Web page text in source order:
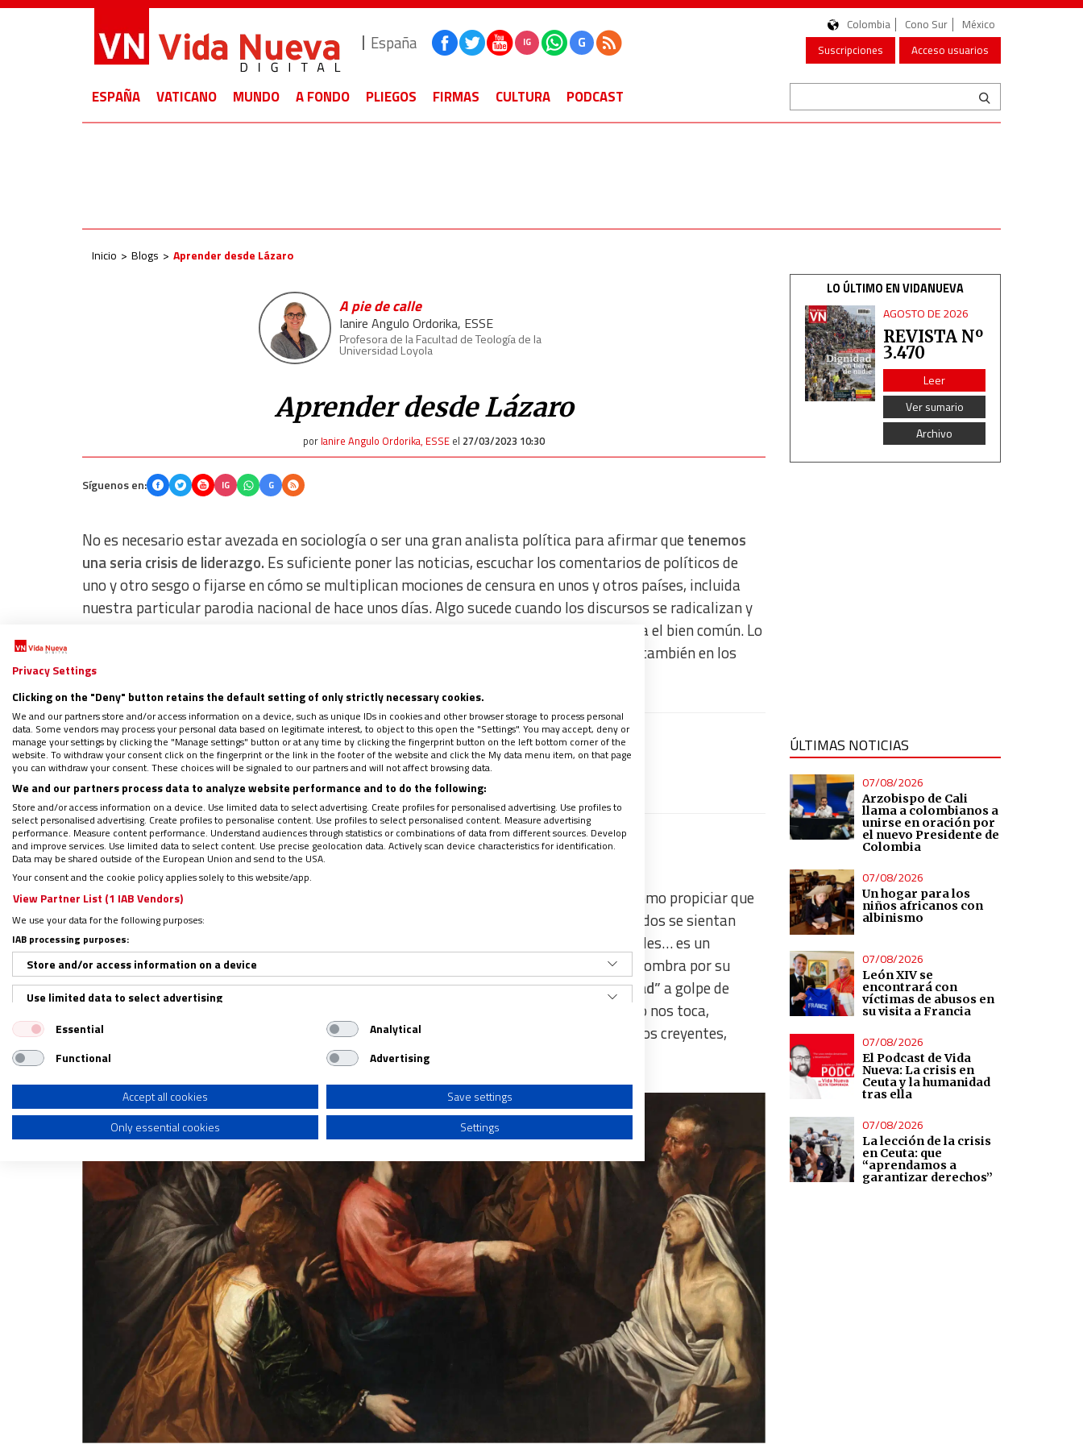
España IG G
Colombia Cono Sur
México
Suscripciones
Acceso usuarios
ESPAÑA VATICANO MUNDO A FONDO PLIEGOS FIRMAS CULTURA PODCAST
Inicio Blogs Aprender desde Lázaro
A pie de calle
Ianire Angulo Ordorika, ESSE
Profesora de la Facultad de Teología de la
Universidad Loyola
Aprender desde Lázaro
por Ianire Angulo Ordorika, ESSEel 27/03/2023 10:30
Síguenos en: IG G
No es necesario estar avezada en sociología o ser una gran analista política para afirmar quetenemos
una seria crisis de liderazgo. Es suficiente poner las noticias, escuchar los comentarios de políticos de
uno y otro sesgo o fijarse en cómo se multiplican mociones de censura en unos y otros países, incluida
nuestra particular parodia nacional de hace unos días. Algo sucede cuando los discursos se radicalizan y
se centran en atacar al contrario, en vez de buscar acuerdos y abrir juntos caminos para el bien común. Lo
más preocupante para mí es que, además, esta actitud parece convertirse en la tónica también en los
ámbitos eclesiales y en nuestros pequeños círculos más cercanos.
PODCAST: El cardenal Robert McElroy
Regístrate en el boletín gratuito y recibe un avance de los contenidos
Aprender desde Lázaro
Encontrar a personas que cuidan del grupo, que atienden a cada persona, que buscan cómo propiciar que
cada uno despliegue sus dones en favor del conjunto, que permanecen atentas a que todos se sientan
partícipes de un mismo proyecto o que no se les escapan pequeñas o grandes necesidades… es un
verdadero privilegio. Y es que, aquello que debería ser lo normal, resulta ser algo que asombra por su
excepcionalidad y que nos denuncia a todos, por colaborar con esta“anormal normalidad”a golpe de
pequeñas acciones u omisiones. Además de entonar el mea culpa por los que a cada uno nos toca,
podríamos intentar ejercitarnos en dos prácticas que Jesús, quien es el referente para los creyentes,
podría sugerirnos ante la tumba de su amigo Lázaro (cf. Jn 11).
LO ÚLTIMO EN VIDANUEVA
AGOSTO DE 2026
REVISTA Nº
3.470
Leer
Ver sumario
Archivo
ÚLTIMAS NOTICIAS
07/08/2026
Arzobispo de Cali
llama a colombianos a
unirse en oración por
el nuevo Presidente de
Colombia
07/08/2026
Un hogar para los
niños africanos con
albinismo
07/08/2026
León XIV se
encontrará con
víctimas de abusos en
su visita a Francia
07/08/2026
El Podcast de Vida
Nueva: La crisis en
Ceuta y la humanidad
tras ella
07/08/2026
La lección de la crisis
en Ceuta: que
“aprendamos a
garantizar derechos”
Privacy Settings
Clicking on the "Deny" button retains the default setting of only strictly necessary cookies.
We and our partners store and/or access information on a device, such as unique IDs in cookies and other browser storage to process personal
data. Some vendors may process your personal data based on legitimate interest, to object to this open the "Settings". You may accept, deny or
manage your settings by clicking the "Manage settings" button or at any time by clicking the fingerprint button on the left bottom corner of the
website. To withdraw your consent click on the fingerprint or the link in the footer of the website and click the My data menu item, on that page
you can withdraw your consent. These choices will be signaled to our partners and will not affect browsing data.
We and our partners process data to analyze website performance and to do the following:
Store and/or access information on a device. Use limited data to select advertising. Create profiles for personalised advertising. Use profiles to
select personalised advertising. Create profiles to personalise content. Use profiles to select personalised content. Measure advertising
performance. Measure content performance. Understand audiences through statistics or combinations of data from different sources. Develop
and improve services. Use limited data to select content. Use precise geolocation data. Actively scan device characteristics for identification.
Data may be shared outside of the European Union and send to the USA.
Your consent and the cookie policy applies solely to this website/app.
View Partner List (1 IAB Vendors)
We use your data for the following purposes:
IAB processing purposes:
Store and/or access information on a device
Use limited data to select advertising
Create profiles for personalised advertising
Use profiles to select personalised advertising
Create profiles to personalise content
Use profiles to select personalised content
Measure advertising performance
Measure content performance
Understand audiences through statistics or combinations of data from different sources
Develop and improve services
Use limited data to select content
Use precise geolocation data
Identify devices based on information actively requested
Non-IAB processing purposes:
Essential
Analytical
Functional
Advertising
Accept all cookies
Save settings
Only essential cookies
Settings